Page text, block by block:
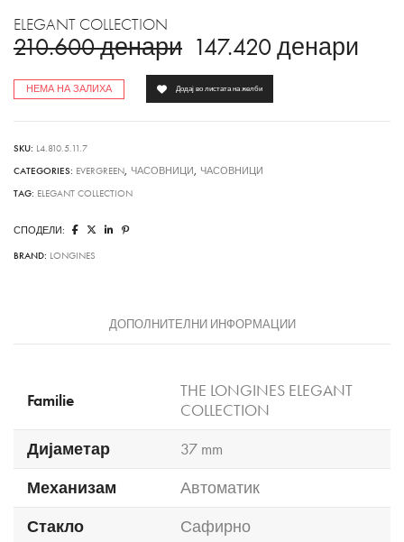
ELEGANT COLLECTION
210.600денари 147.420 денари
НЕМА НА ЗАЛИХА Додај во листата на желби
SKU: L4.810.5.11.7
CATEGORIES: EVERGREEN, ЧАСОВНИЦИ, ЧАСОВНИЦИ
TAG: ELEGANT COLLECTION
СПОДЕЛИ:
BRAND: LONGINES
ДОПОЛНИТЕЛНИ ИНФОРМАЦИИ
Familie
THE LONGINES ELEGANT
COLLECTION
Дијаметар
37 mm
Механизам
Автоматик
Стакло
Сафирно